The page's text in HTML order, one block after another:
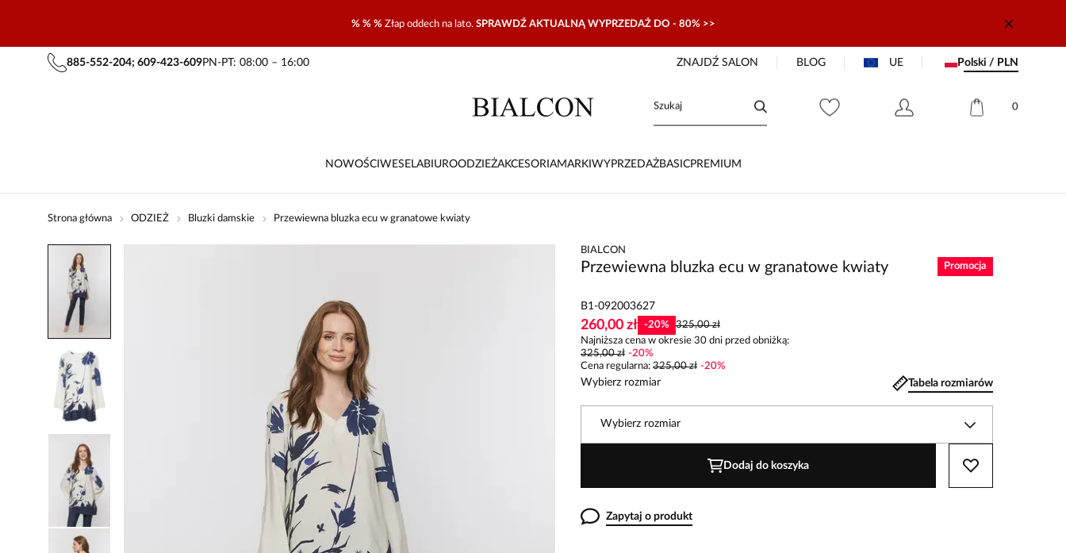
% % % Złap oddech na lato. SPRAWDŹ AKTUALNĄ WYPRZEDAŻ DO - 80% >>
885-552-204; 609-423-609PN-PT: 08:00 – 16:00 ZNAJDŹ SALON BLOG UE Polski / PLN
0
NOWOŚCI WESELABIUROODZIEŻAKCESORIAMARKI WYPRZEDAŻBASICPREMIUM
Strona główna ODZIEŻ Bluzki damskie Przewiewna bluzka ecu w granatowe kwiaty
BIALCON
Przewiewna bluzka ecu w granatowe kwiaty Promocja
B1-092003627
260,00 zł -20%
325,00 zł
Najniższa cena w okresie 30 dni przed obniżką:
325,00 zł -20%
Cena regularna: 325,00 zł -20%
Wybierz rozmiar Tabela rozmiarów
Wybierz rozmiar
Dodaj do koszyka
Zapytaj o produkt